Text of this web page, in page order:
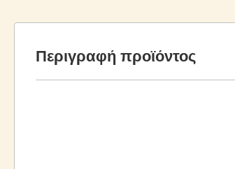
Περιγραφή προϊόντος